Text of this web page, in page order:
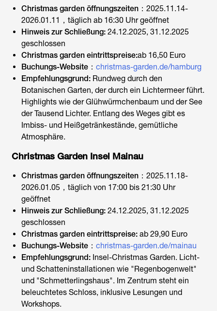
Christmas garden öffnungszeiten ： 2025.11.14-
2026.01.11，täglich ab 16:30 Uhr geöffnet
Hinweis zur Schließung: 24.12.2025, 31.12.2025
geschlossen
Christmas garden eintrittspreise:ab 16,50 Euro
Buchungs-Website ： christmas-garden.de/hamburg
Empfehlungsgrund: Rundweg durch den
Botanischen Garten, der durch ein Lichtermeer führt.
Highlights wie der Glühwürmchenbaum und der See
der Tausend Lichter. Entlang des Weges gibt es
Imbiss- und Heißgetränkestände, gemütliche
Atmosphäre.
Christmas Garden Insel Mainau
Christmas garden öffnungszeiten ： 2025.11.18-
2026.01.05，täglich von 17:00 bis 21:30 Uhr
geöffnet
Hinweis zur Schließung: 24.12.2025, 31.12.2025
geschlossen
Christmas garden eintrittspreise: ab 29,90 Euro
Buchungs-Website ： christmas-garden.de/mainau
Empfehlungsgrund: Insel-Christmas Garden. Licht-
und Schatteninstallationen wie "Regenbogenwelt"
und "Schmetterlingshaus". Im Zentrum steht ein
beleuchtetes Schloss, inklusive Lesungen und
Workshops.